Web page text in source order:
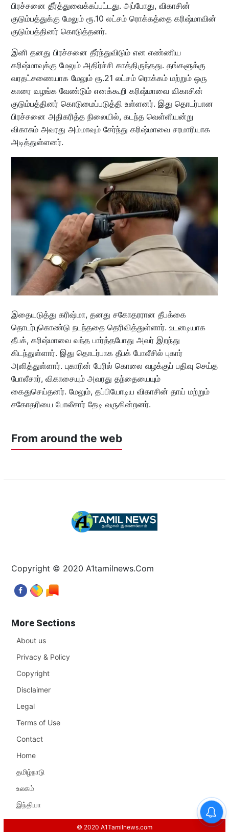
பிரச்சனை தீர்த்துவைக்கப்பட்டது. அப்போது, விகாசின்
குடும்பத்துக்கு மேலும் ரூ.10 லட்சம் ரொக்கத்தை கரிஷ்மாவின்
குடும்பத்தினர் கொடுத்தனர்.
இனி தனது பிரச்சனை தீர்ந்துவிடும் என எண்ணிய
கரிஷ்மாவுக்கு மேலும் அதிர்ச்சி காத்திருந்தது. தங்களுக்கு
வரதட்சணையாக மேலும் ரூ.21 லட்சம் ரொக்கம் மற்றும் ஒரு
காரை வழங்க வேண்டும் எனக்கூறி கரிஷ்மாவை விகாசின்
குடும்பத்தினர் கொடுமைப்படுத்தி உள்ளனர். இது தொடர்பான
பிரச்சனை அதிகரித்த நிலையில், கடந்த வெள்ளியன்று
விகாசும் அவரது அம்மாவும் சேர்ந்து கரிஷ்மாவை சரமாரியாக
அடித்துள்ளனர்.
இதையடுத்து கரிஷ்மா, தனது சகோதரரான தீபக்கை
தொடர்புகொண்டு நடந்ததை தெரிவித்துள்ளார். உடனடியாக
தீபக், கரிஷ்மாவை வந்த பார்த்தபோது அவர் இறந்து
கிடந்துள்ளார். இது தொடர்பாக தீபக் போலீசில் புகார்
அளித்துள்ளார். புகாரின் பேரில் கொலை வழக்குப் பதிவு செய்த
போலீசார், விகாசையும் அவரது தந்தையையும்
கைதுசெய்தனர். மேலும், தப்பியோடிய விகாசின் தாய் மற்றும்
சகோதரியை போலீசார் தேடி வருகின்றனர்.
From around the web
Copyright © 2020 A1tamilnews.Com
More Sections
About us
Privacy & Policy
Copyright
Disclaimer
Legal
Terms of Use
Contact
Home
தமிழ்நாடு
உலகம்
இந்தியா
© 2020 A1Tamilnews.com